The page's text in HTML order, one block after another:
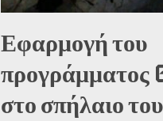
Εφαρμογή του
προγράμματος
στο σπήλαιο του